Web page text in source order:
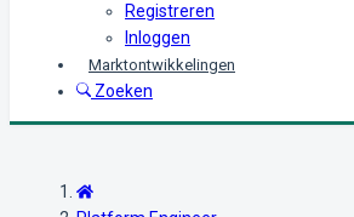
Registreren
Inloggen
Marktontwikkelingen
Zoeken